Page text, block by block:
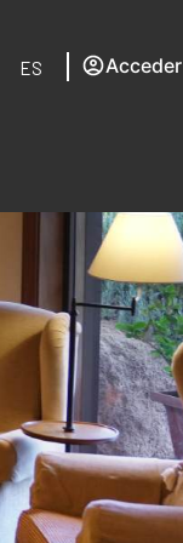
ES Acceder